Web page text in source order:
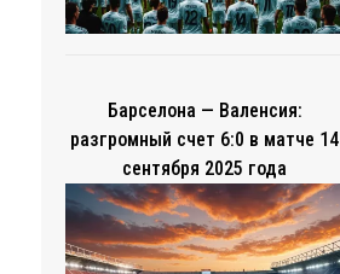
Барселона — Валенсия:
разгромный счет 6:0 в матче 14
сентября 2025 года